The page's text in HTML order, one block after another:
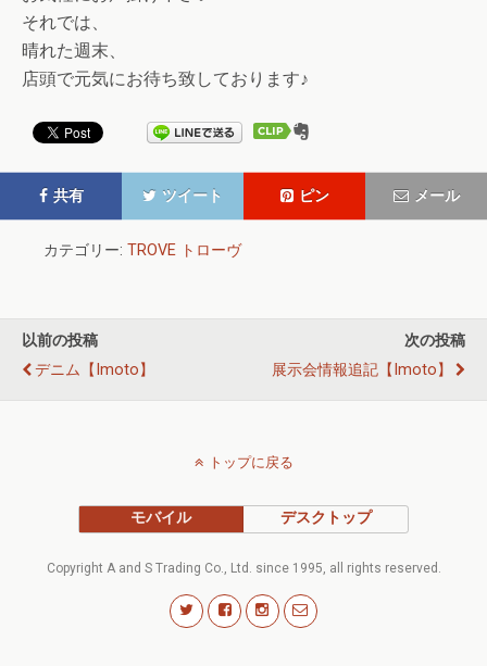
それでは、
晴れた週末、
店頭で元気にお待ち致しております♪
共有 ツイート ピン メール
カテゴリー: TROVE トローヴ
以前の投稿
デニム【imoto】
次の投稿
展示会情報追記【imoto】
トップに戻る
モバイル デスクトップ
Copyright A and S Trading Co., Ltd. since 1995, all rights reserved.